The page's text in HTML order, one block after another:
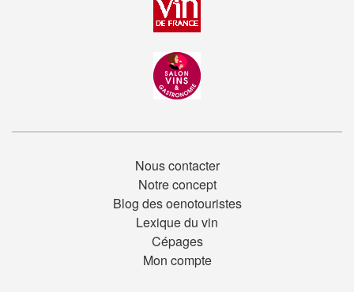
Nous contacter
Notre concept
Blog des oenotouristes
Lexique du vin
Cépages
Mon compte